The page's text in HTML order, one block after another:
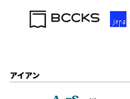
アイアン